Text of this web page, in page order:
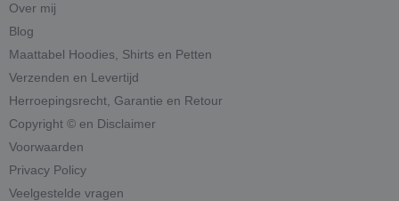
Over mij
Blog
Maattabel Hoodies, Shirts en Petten
Verzenden en Levertijd
Herroepingsrecht, Garantie en Retour
Copyright © en Disclaimer
Voorwaarden
Privacy Policy
Veelgestelde vragen